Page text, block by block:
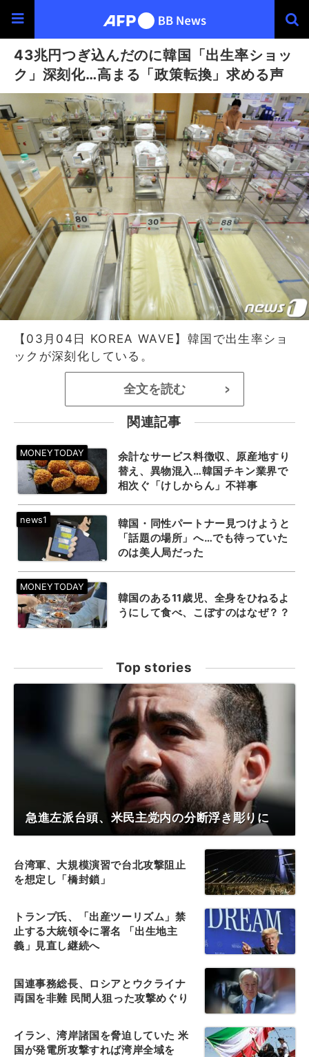
43兆円つぎ込んだのに韓国「出生率ショッ
ク」深刻化…高まる「政策転換」求める声
【03月04日 KOREA WAVE】韓国で出生率ショ
ックが深刻化している。
全文を読む >
関連記事
余計なサービス料徴収、原産地すり
替え、異物混入…韓国チキン業界で
相次ぐ「けしからん」不祥事
韓国・同性パートナー見つけようと
「話題の場所」へ…でも待っていた
のは美人局だった
韓国のある11歳児、全身をひねるよ
うにして食べ、こぼすのはなぜ？？
Top stories
急進左派台頭、米民主党内の分断浮き彫りに
台湾軍、大規模演習で台北攻撃阻止
を想定し「橋封鎖」
トランプ氏、「出産ツーリズム」禁
止する大統領令に署名 「出生地主
義」見直し継続へ
国連事務総長、ロシアとウクライナ
両国を非難 民間人狙った攻撃めぐり
イラン、湾岸諸国を脅迫していた 米
国が発電所攻撃すれば湾岸全域を